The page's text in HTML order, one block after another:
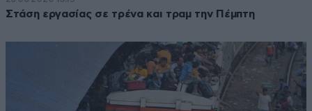
Στάση εργασίας σε τρένα και τραμ την Πέμπτη